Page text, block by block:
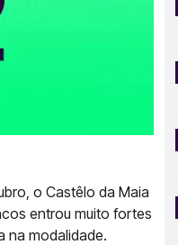
o Castêlo da Maia
entrou muito fortes
na modalidade.